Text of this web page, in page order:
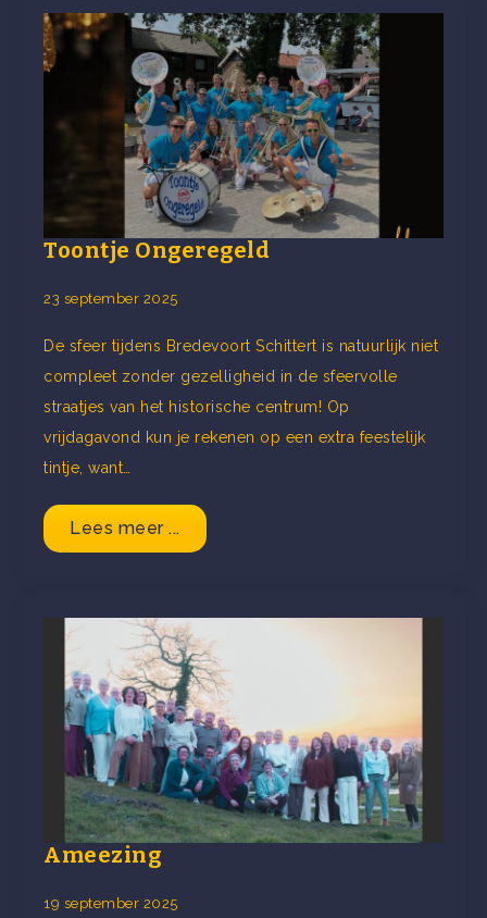
Toontje Ongeregeld
23 september 2025
De sfeer tijdens Bredevoort Schittert is natuurlijk niet
compleet zonder gezelligheid in de sfeervolle
straatjes van het historische centrum! Op
vrijdagavond kun je rekenen op een extra feestelijk
tintje, want…
Lees meer ...
Ameezing
19 september 2025